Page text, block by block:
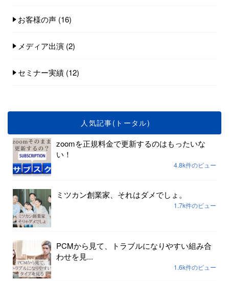
お客様の声 (16)
メディア出演 (2)
セミナー実績 (12)
人気記事(トータル)
zoomを正規料金で更新するのはもったいな
い！
4.8k件のビュー
ミツカン創業家、それはダメでしょ。
1.7k件のビュー
PCMから見て、トラブルになりやすい組み合
わせを見...
1.6k件のビュー